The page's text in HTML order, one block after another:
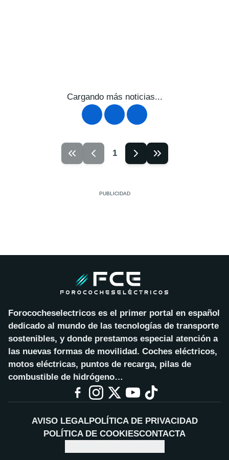
Cargando más noticias...
1
Forococheselectricos es el primer portal en español
dedicado al mundo de las tecnologías de transporte
sostenibles, y donde prestamos especial atención a
las nuevas formas de movilidad. Coches eléctricos,
motos eléctricas, puntos de recarga, pilas de
combustible de hidrógeno…
AVISO LEGALPOLÍTICA DE PRIVACIDAD
POLÍTICA DE COOKIESCONTACTA